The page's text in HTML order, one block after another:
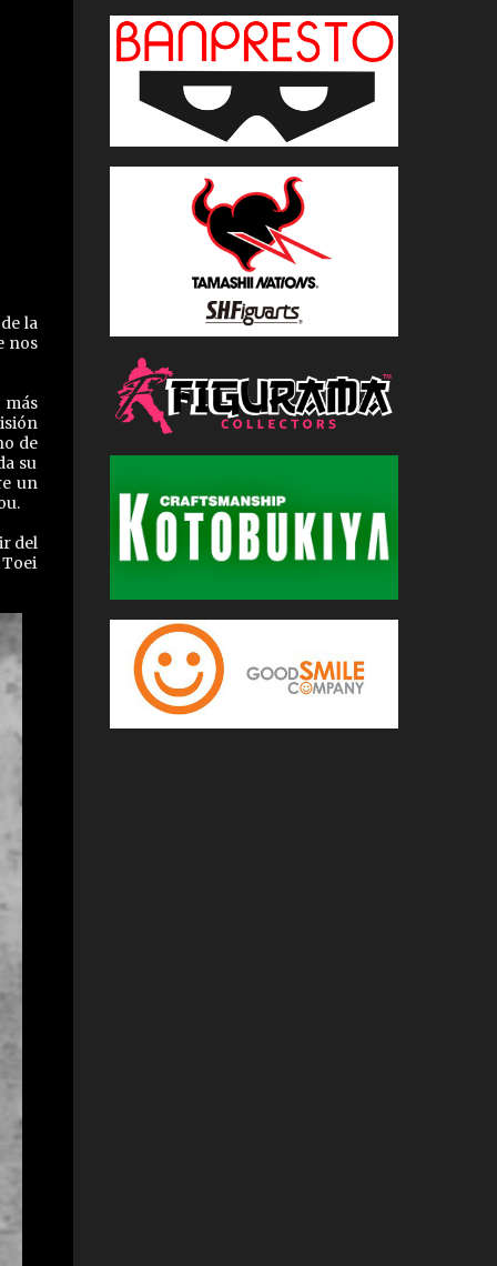
la
nos
de
su
un
del